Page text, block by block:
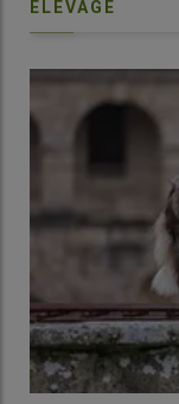
ELEVAGE